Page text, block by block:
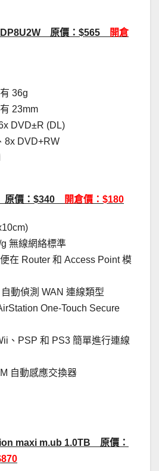
DP8U2W 原價：$565
開倉
36g
23mm
DVD±R (DL)
8x DVD+RW
原價：$340 開倉價：$180
無線網絡標準
在 Router 和 Access Point 模
動偵測 WAN 連線類型
One-Touch Secure
、PSP 和 PS3 簡單進行連線
自動感應交換器
maxi m.ub 1.0TB 原價：